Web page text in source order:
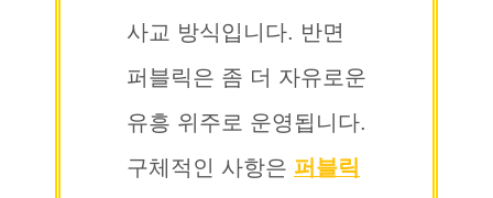
사교 방식입니다. 반면
퍼블릭은 좀 더 자유로운
유흥 위주로 운영됩니다.
구체적인 사항은 퍼블릭